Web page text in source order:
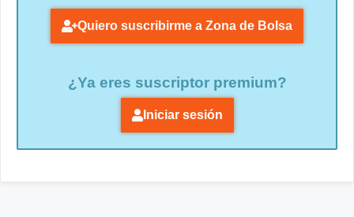
Quiero suscribirme a Zona de Bolsa
¿Ya eres suscriptor premium?
Iniciar sesión